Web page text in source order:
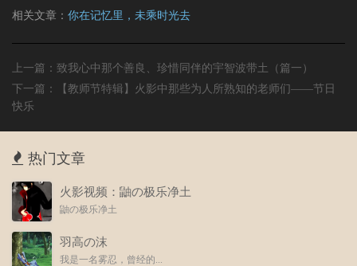
相关文章： 你在记忆里，未乘时光去
上一篇： 致我心中那个善良、珍惜同伴的宇智波带土（篇一）
下一篇：
【教师节特辑】火影中那些为人所熟知的老师们——节日
快乐
热门文章
火影视频：鼬の极乐净土
鼬の极乐净土
羽高の沫
我是一名雾忍，曾经的...